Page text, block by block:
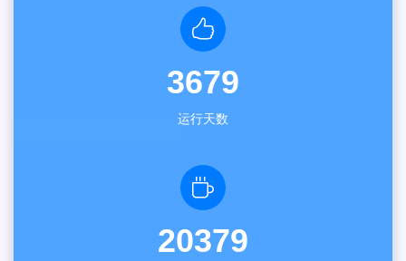
3679
运行天数
20379